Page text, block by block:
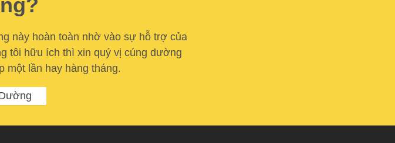
này hoàn toàn nhờ vào sự hỗ trợ của
tôi hữu ích thì xin quý vị cúng dường
một lần hay hàng tháng.